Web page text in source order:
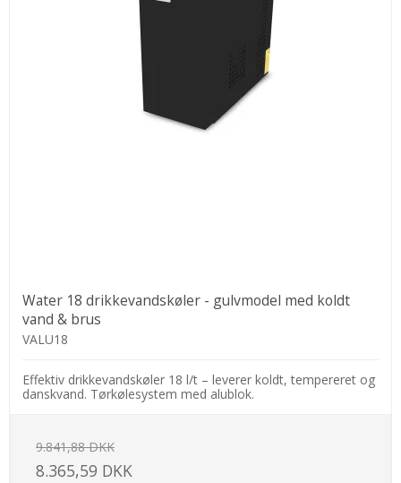
Water 18 drikkevandskøler - gulvmodel med koldt
vand & brus
VALU18
Effektiv drikkevandskøler 18 l/t – leverer koldt, tempereret og
danskvand. Tørkølesystem med alublok.
9.841,88 DKK
8.365,59 DKK